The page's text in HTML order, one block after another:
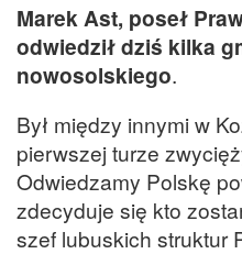
Marek Ast, poseł
odwiedził dziś kilka
nowosolskiego.
Był między innymi w
pierwszej turze
Odwiedzamy Polskę
zdecyduje się kto
szef lubuskich struktur